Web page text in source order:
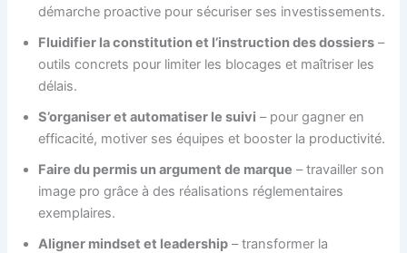
démarche proactive pour sécuriser ses investissements.
Fluidifier la constitution et l’instruction des dossiers –
outils concrets pour limiter les blocages et maîtriser les
délais.
S’organiser et automatiser le suivi – pour gagner en
efficacité, motiver ses équipes et booster la productivité.
Faire du permis un argument de marque – travailler son
image pro grâce à des réalisations réglementaires
exemplaires.
Aligner mindset et leadership – transformer la